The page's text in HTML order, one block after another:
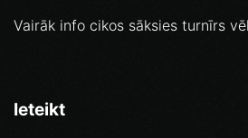
Vairāk info cikos sāksies turnīrs
Ieteikt